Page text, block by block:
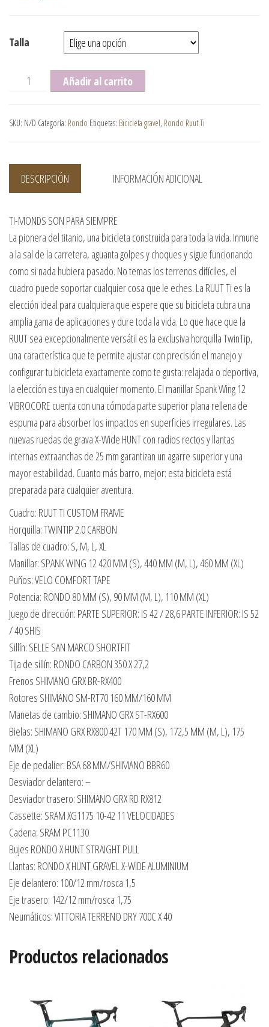
Talla
Bicicleta RONDO Ruut Ti cantidad
Añadir al carrito
SKU: N/D Categoría: Rondo Etiquetas: Bicicleta gravel, Rondo Ruut Ti
DESCRIPCIÓN INFORMACIÓN ADICIONAL
TI-MONDS SON PARA SIEMPRE
La pionera del titanio, una bicicleta construida para toda la vida. Inmune
a la sal de la carretera, aguanta golpes y choques y sigue funcionando
como si nada hubiera pasado. No temas los terrenos difíciles, el
cuadro puede soportar cualquier cosa que le eches. La RUUT Ti es la
elección ideal para cualquiera que espere que su bicicleta cubra una
amplia gama de aplicaciones y dure toda la vida. Lo que hace que la
RUUT sea excepcionalmente versátil es la exclusiva horquilla TwinTip,
una característica que te permite ajustar con precisión el manejo y
configurar tu bicicleta exactamente como te gusta: relajada o deportiva,
la elección es tuya en cualquier momento. El manillar Spank Wing 12
VIBROCORE cuenta con una cómoda parte superior plana rellena de
espuma para absorber los impactos en superficies irregulares. Las
nuevas ruedas de grava X-Wide HUNT con radios rectos y llantas
internas extraanchas de 25 mm garantizan un agarre superior y una
mayor estabilidad. Cuanto más barro, mejor: esta bicicleta está
preparada para cualquier aventura.
Cuadro: RUUT TI CUSTOM FRAME
Horquilla: TWINTIP 2.0 CARBON
Tallas de cuadro: S, M, L, XL
Manillar: SPANK WING 12 420 MM (S), 440 MM (M, L), 460 MM (XL)
Puños: VELO COMFORT TAPE
Potencia: RONDO 80 MM (S), 90 MM (M, L), 110 MM (XL)
Juego de dirección: PARTE SUPERIOR: IS 42 / 28,6 PARTE INFERIOR: IS 52
/ 40 SHIS
Sillín: SELLE SAN MARCO SHORTFIT
Tija de sillín: RONDO CARBON 350 X 27,2
Frenos SHIMANO GRX BR-RX400
Rotores SHIMANO SM-RT70 160 MM/160 MM
Manetas de cambio: SHIMANO GRX ST-RX600
Bielas: SHIMANO GRX RX800 42T 170 MM (S), 172,5 MM (M, L), 175
MM (XL)
Eje de pedalier: BSA 68 MM/SHIMANO BBR60
Desviador delantero: –
Desviador trasero: SHIMANO GRX RD RX812
Cassette: SRAM XG1175 10-42 11 VELOCIDADES
Cadena: SRAM PC1130
Bujes RONDO X HUNT STRAIGHT PULL
Llantas: RONDO X HUNT GRAVEL X-WIDE ALUMINIUM
Eje delantero: 100/12 mm/rosca 1,5
Eje trasero: 142/12 mm/rosca 1,75
Neumáticos: VITTORIA TERRENO DRY 700C X 40
Productos relacionados